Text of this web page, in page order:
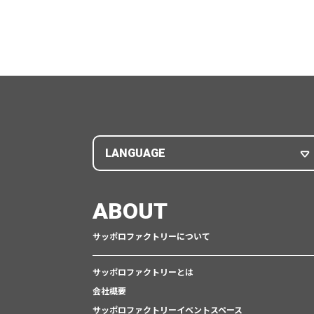
LANGUAGE
ABOUT
サッポロファクトリーについて
サッポロファクトリーとは
会社概要
サッポロファクトリーイベントスペース